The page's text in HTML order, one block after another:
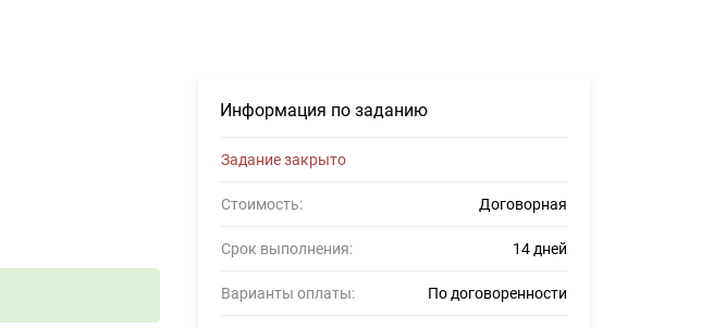
Информация по заданию
Задание закрыто
Стоимость: Договорная
Срок выполнения: 14 дней
Варианты оплаты: По договоренности